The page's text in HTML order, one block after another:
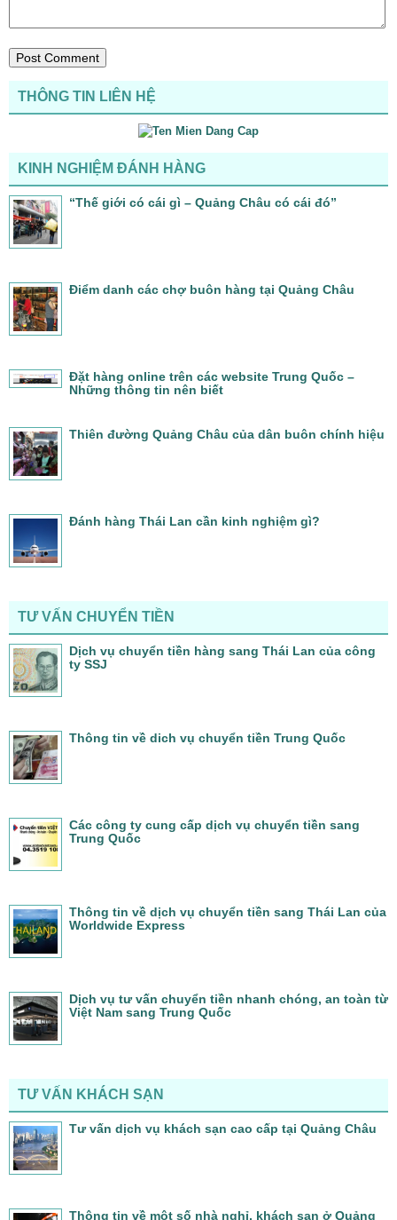
THÔNG TIN LIÊN HỆ
KINH NGHIỆM ĐÁNH HÀNG
“Thế giới có cái gì – Quảng Châu có cái đó”
Điểm danh các chợ buôn hàng tại Quảng Châu
Đặt hàng online trên các website Trung Quốc –
Những thông tin nên biết
Thiên đường Quảng Châu của dân buôn chính hiệu
Đánh hàng Thái Lan cần kinh nghiệm gì?
TƯ VẤN CHUYỂN TIỀN
Dịch vụ chuyển tiền hàng sang Thái Lan của công
ty SSJ
Thông tin về dich vụ chuyển tiền Trung Quốc
Các công ty cung cấp dịch vụ chuyển tiền sang
Trung Quốc
Thông tin về dịch vụ chuyển tiền sang Thái Lan của
Worldwide Express
Dịch vụ tư vấn chuyển tiền nhanh chóng, an toàn từ
Việt Nam sang Trung Quốc
TƯ VẤN KHÁCH SẠN
Tư vấn dịch vụ khách sạn cao cấp tại Quảng Châu
Thông tin về một số nhà nghỉ, khách sạn ở Quảng